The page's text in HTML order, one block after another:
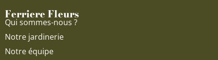
Ferriere Fleurs
Qui sommes-nous ?
Notre jardinerie
Notre équipe